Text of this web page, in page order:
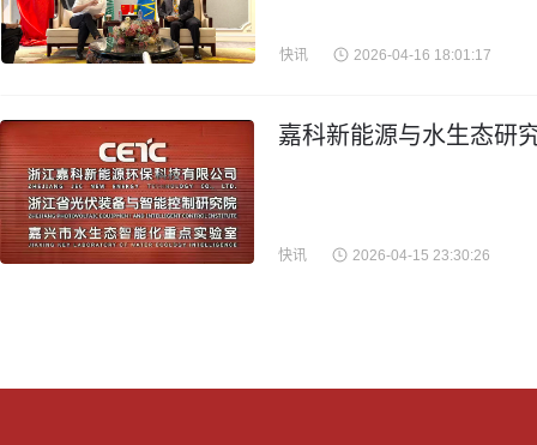
快讯 2026-04-16 18:01:17
嘉科新能源与水生态研
快讯 2026-04-15 23:30:26